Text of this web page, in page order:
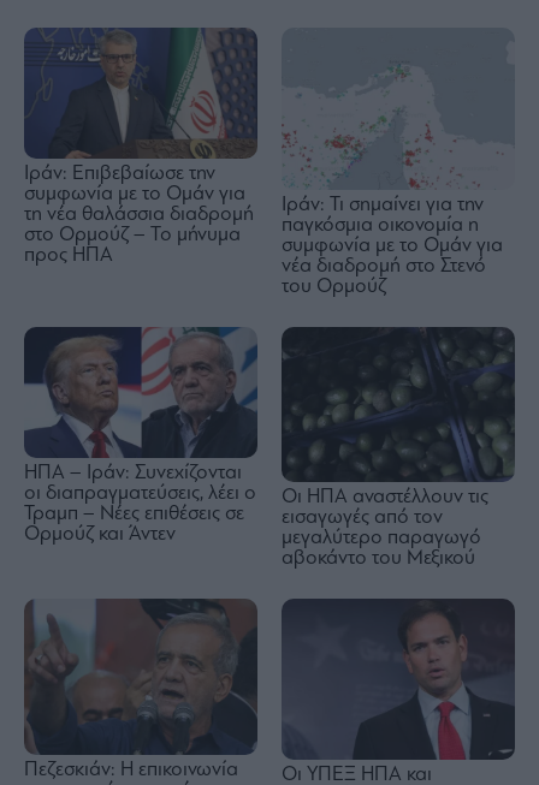
Ιράν: Επιβεβαίωσε την
συμφωνία με το Ομάν για
τη νέα θαλάσσια διαδρομή
στο Ορμούζ – Το μήνυμα
προς ΗΠΑ
Ιράν: Τι σημαίνει για την
παγκόσμια οικονομία η
συμφωνία με το Ομάν για
νέα διαδρομή στο Στενό
του Ορμούζ
ΗΠΑ – Ιράν: Συνεχίζονται
οι διαπραγματεύσεις, λέει ο
Τραμπ – Νέες επιθέσεις σε
Ορμούζ και Άντεν
Οι ΗΠΑ αναστέλλουν τις
εισαγωγές από τον
μεγαλύτερο παραγωγό
αβοκάντο του Μεξικού
Πεζεσκιάν: Η επικοινωνία
Οι ΥΠΕΞ ΗΠΑ και